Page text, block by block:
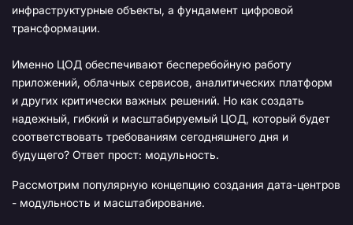
инфраструктурные объекты, а фундамент цифровой
трансформации.
Именно ЦОД обеспечивают бесперебойную работу
приложений, облачных сервисов, аналитических платформ
и других критически важных решений. Но как создать
надежный, гибкий и масштабируемый ЦОД, который будет
соответствовать требованиям сегодняшнего дня и
будущего? Ответ прост: модульность.
Рассмотрим популярную концепцию создания дата-центров
- модульность и масштабирование.